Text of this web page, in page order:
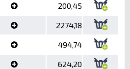
200,45
2274,18
494,74
624,20